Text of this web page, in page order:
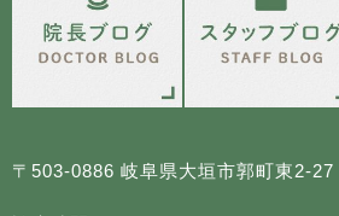
〒503-0886 岐阜県大垣市郭町東2-27